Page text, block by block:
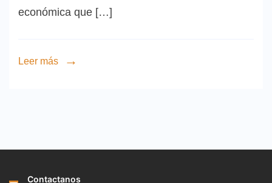
económica que […]
Leer más
Contactanos